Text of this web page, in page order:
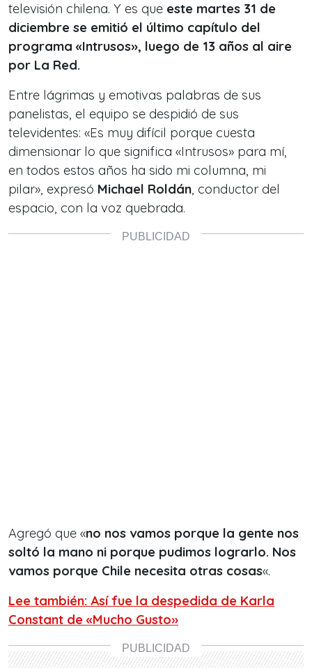
televisión chilena. Y es que este martes 31 de
diciembre se emitió el último capítulo del
programa «Intrusos», luego de 13 años al aire
por La Red.
Entre lágrimas y emotivas palabras de sus
panelistas, el equipo se despidió de sus
televidentes: «Es muy difícil porque cuesta
dimensionar lo que significa «Intrusos» para mí,
en todos estos años ha sido mi columna, mi
pilar», expresó Michael Roldán, conductor del
espacio, con la voz quebrada.
Agregó que «no nos vamos porque la gente nos
soltó la mano ni porque pudimos lograrlo. Nos
vamos porque Chile necesita otras cosas«.
Lee también: Así fue la despedida de Karla
Constant de «Mucho Gusto»